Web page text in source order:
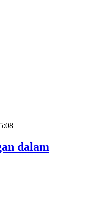
dalam